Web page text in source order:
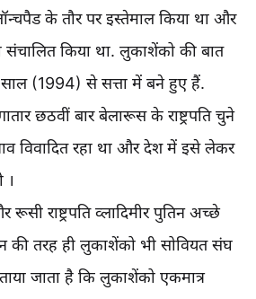
के तौर पर इस्तेमाल किया था और
किया था. लुकाशेंको की बात
(1994) से सत्ता में बने हुए हैं.
छठवीं बार बेलारूस के राष्ट्रपति चुने
विवादित रहा था और देश में इसे लेकर
।
राष्ट्रपति व्लादिमीर पुतिन अच्छे
की तरह ही लुकाशेंको भी सोवियत संघ
जाता है कि लुकाशेंको एकमात्र